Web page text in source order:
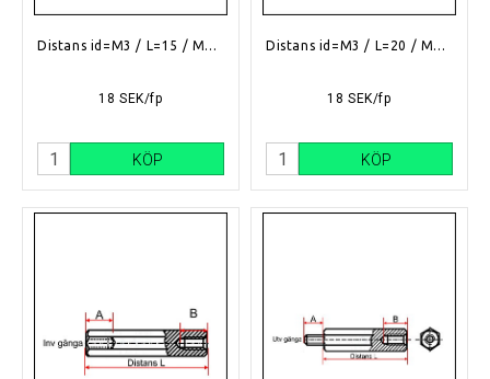
Distans id=M3 / L=15 / Mässing
18 SEK/fp
KÖP
Distans id=M3 / L=20 / Mässing
18 SEK/fp
KÖP